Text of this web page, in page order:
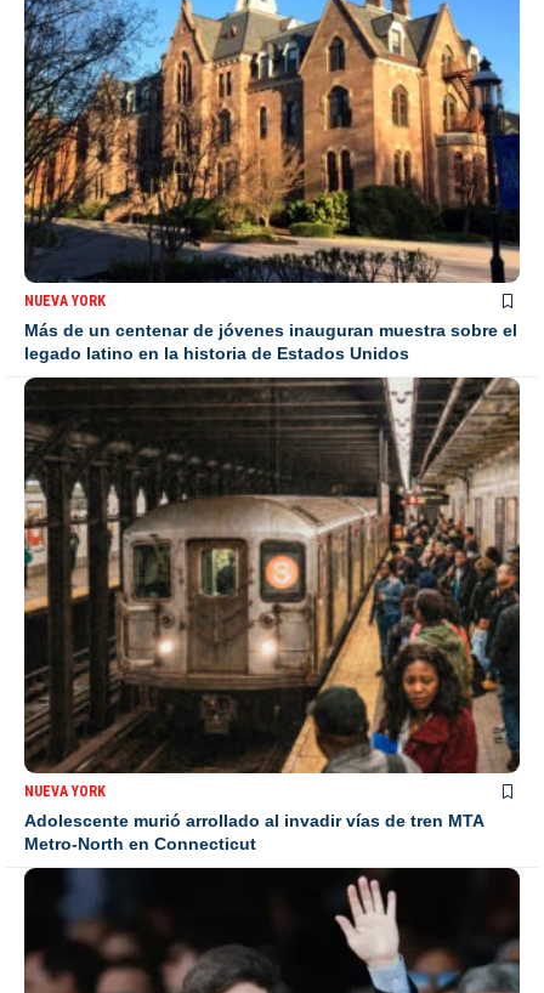
NUEVA YORK
Más de un centenar de jóvenes inauguran muestra sobre el
legado latino en la historia de Estados Unidos
NUEVA YORK
Adolescente murió arrollado al invadir vías de tren MTA
Metro-North en Connecticut